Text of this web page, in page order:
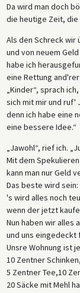
Da wird man doch
die heutige Zeit, die
Als den Schreck wir
und von neuem
habe ich
eine Rettung
„Kinder“, sprach
sich mit mir und ruf'
denn ich habe eine
eine bessere Idee.“
„Jawohl“, rief ich.
Mit dem Spekulieren
kann man nur Geld
Das beste wird
's wird alles noch
wenn der jetzt
Nun haben wir alles
und uns eingedeckt
Unsre Wohnung ist
10 Zentner
5 Zentner Tee,10
20 Säcke mit Mehl